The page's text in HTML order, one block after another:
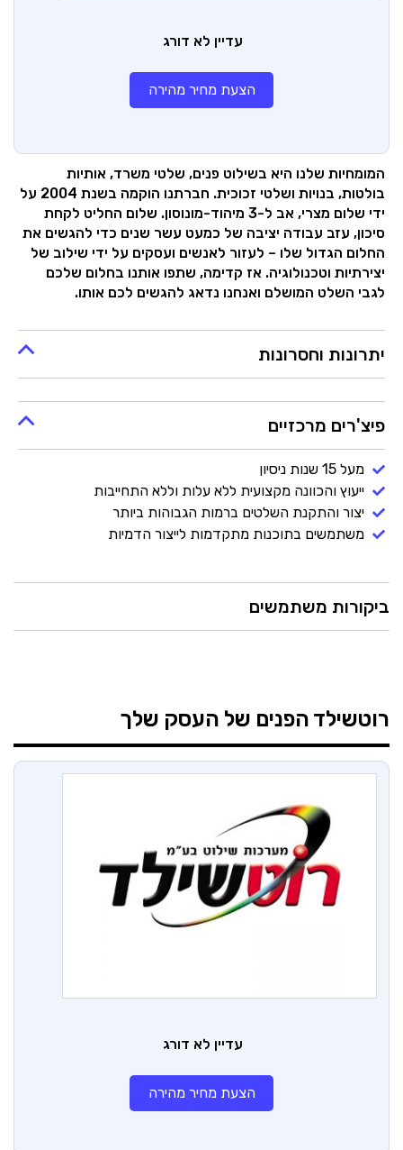
עדיין לא דורג
הצעת מחיר מהירה
המומחיות שלנו היא בשילוט פנים, שלטי משרד, אותיות
בולטות, בנויות ושלטי זכוכית. חברתנו הוקמה בשנת 2004 על
ידי שלום מצרי, אב ל-3 מיהוד-מונוסון. שלום החליט לקחת
סיכון, עזב עבודה יציבה של כמעט עשר שנים כדי להגשים את
החלום הגדול שלו – לעזור לאנשים ועסקים על ידי שילוב של
יצירתיות וטכנולוגיה. אז קדימה, שתפו אותנו בחלום שלכם
לגבי השלט המושלם ואנחנו נדאג להגשים לכם אותו.
יתרונות וחסרונות
פיצ'רים מרכזיים
מעל 15 שנות ניסיון
ייעוץ והכוונה מקצועית ללא עלות וללא התחייבות
יצור והתקנת השלטים ברמות הגבוהות ביותר
משתמשים בתוכנות מתקדמות לייצור הדמיות
ביקורות משתמשים
רוטשילד הפנים של העסק שלך
עדיין לא דורג
הצעת מחיר מהירה